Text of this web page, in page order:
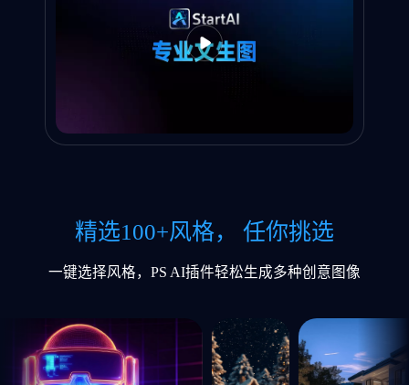
精选100+风格， 任你挑选
一键选择风格，PS AI插件轻松生成多种创意图像